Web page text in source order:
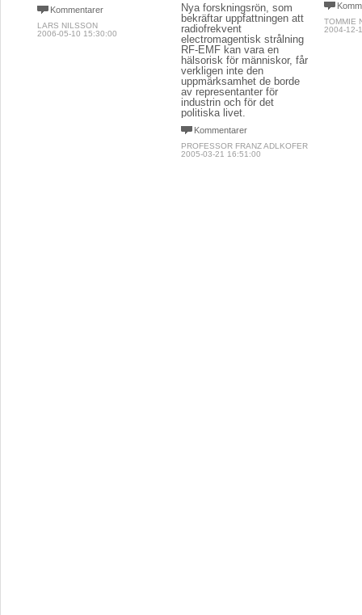
Kommentarer
LARS NILSSON
2006-05-10 15:30:00
Nya forskningsrön, som
bekräftar uppfattningen att
radiofrekvent
electromagentisk strålning
RF-EMF kan vara en
hälsorisk för människor, får
verkligen inte den
uppmärksamhet de borde
av representanter för
industrin och för det
politiska livet.
Kommentarer
PROFESSOR FRANZ ADLKOFER
2005-03-21 16:51:00
TOMMIE
2004-12-